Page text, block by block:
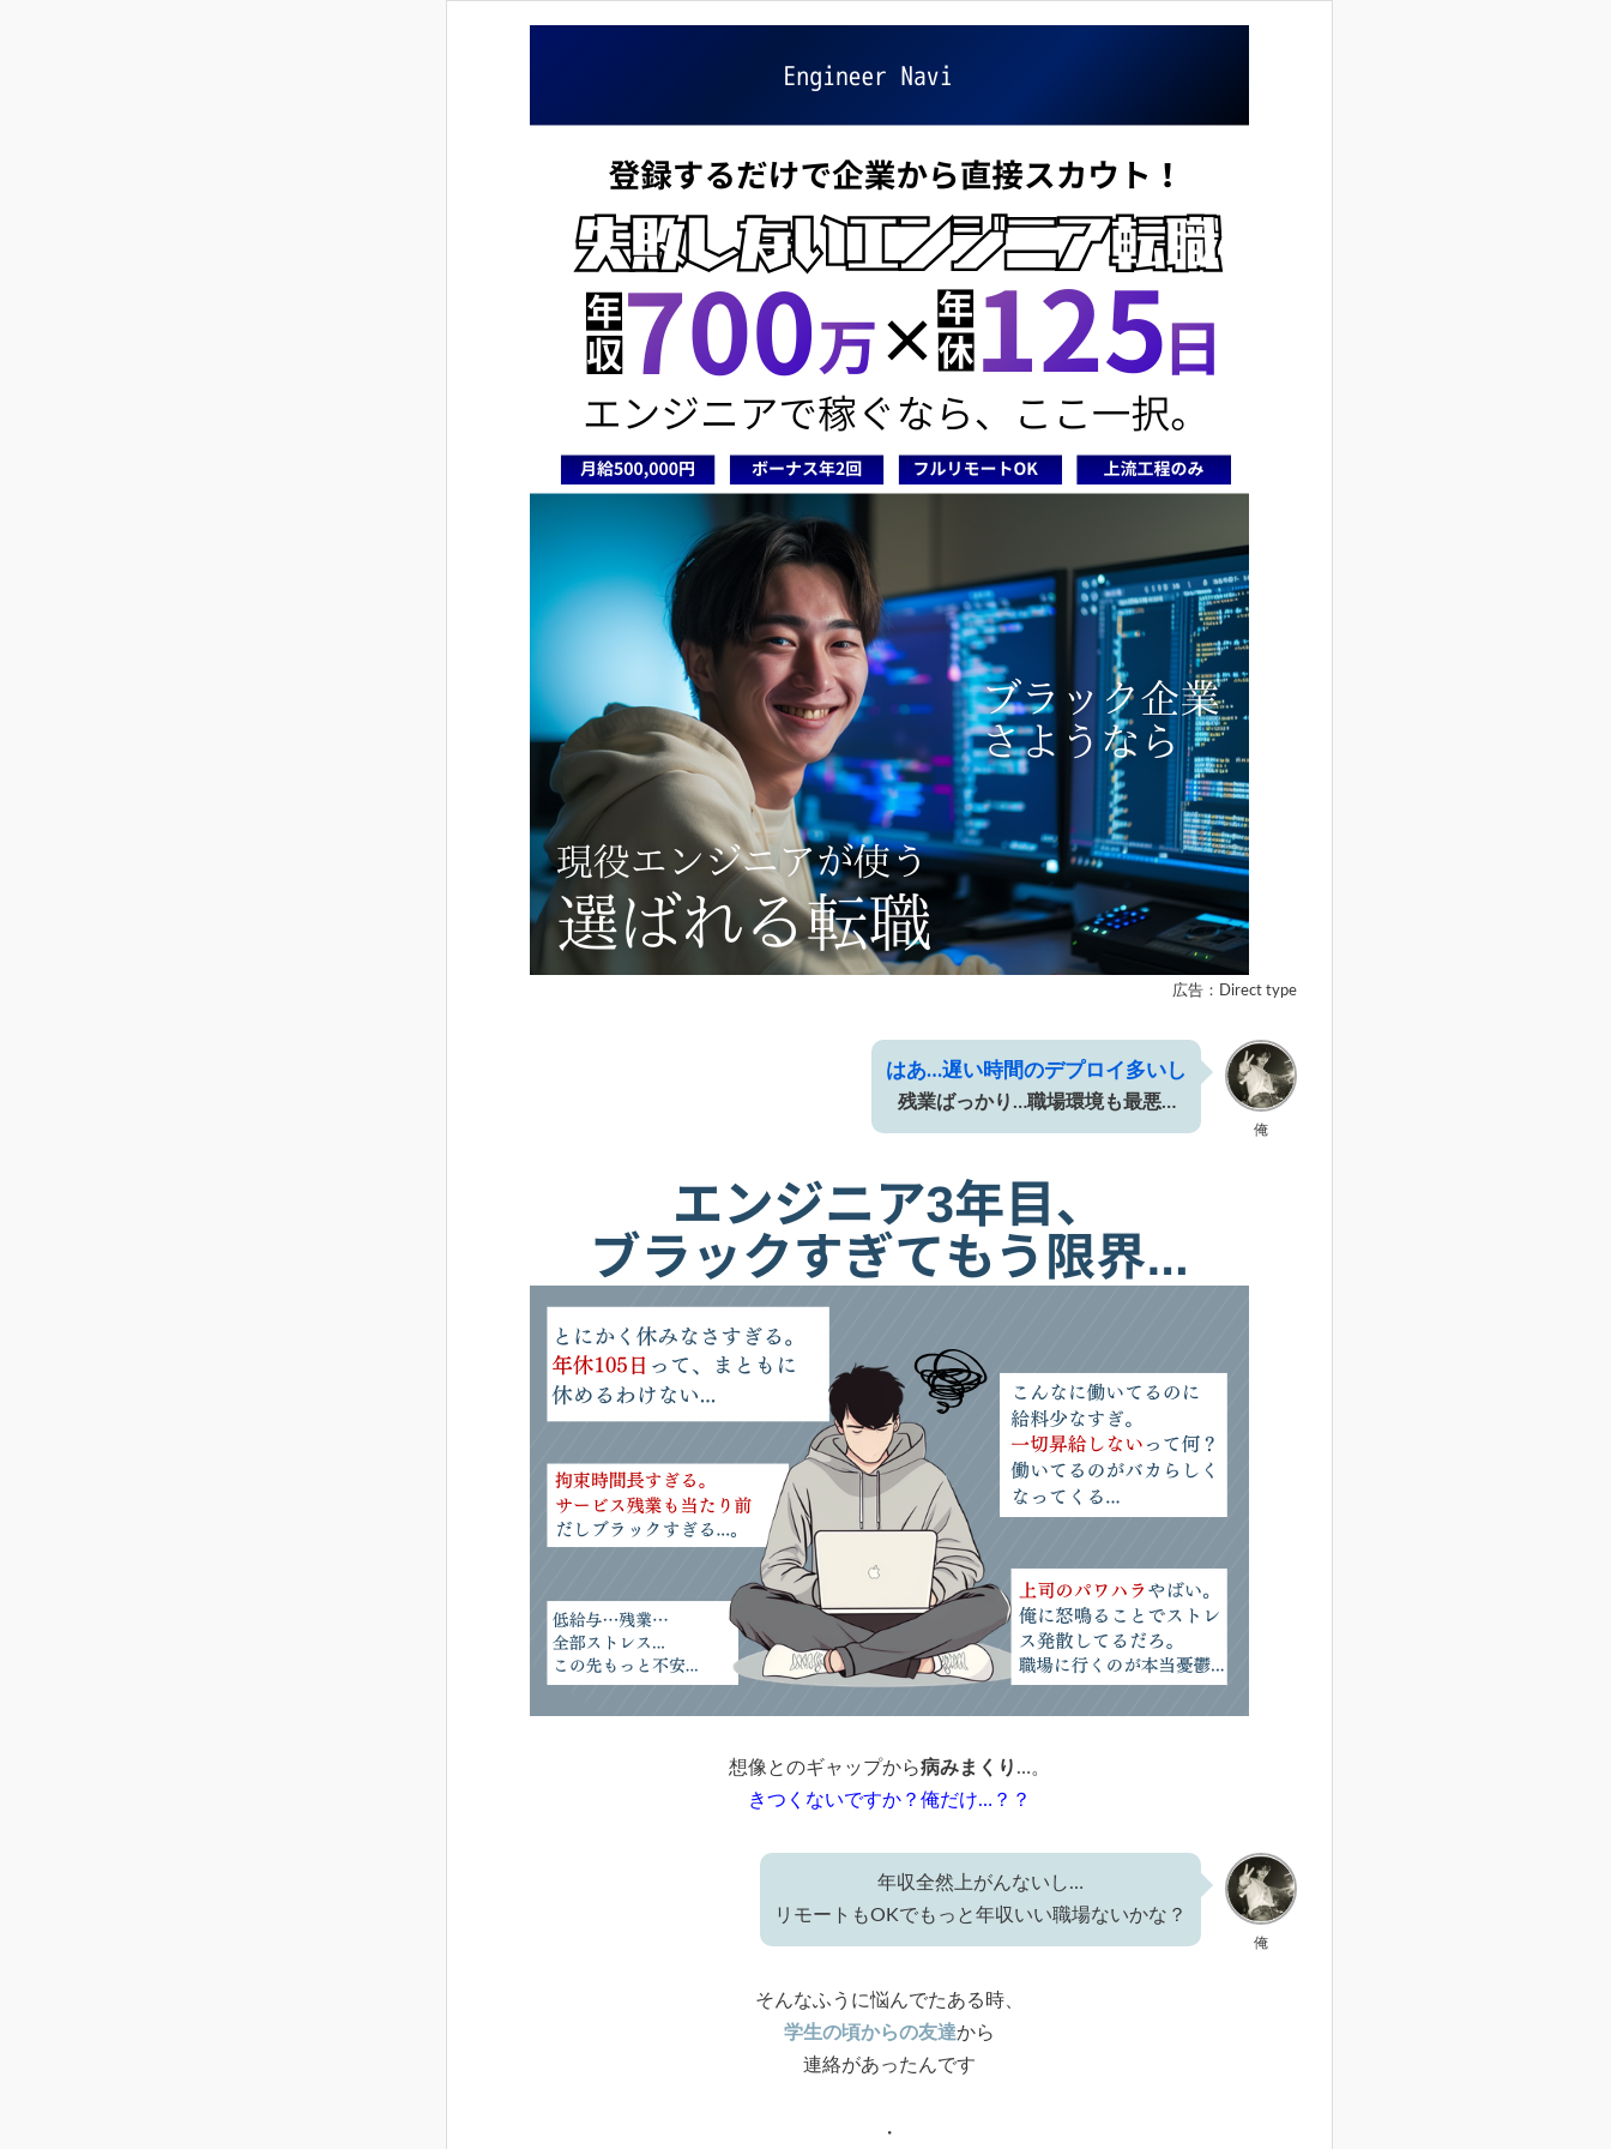
広告：Direct type
俺
はあ…遅い時間のデプロイ多いし
残業ばっかり…職場環境も最悪…
想像とのギャップから病みまくり …。
きつくないですか？俺だけ…？？
俺
年収全然上がんないし…
リモートもOKでもっと年収いい職場ないかな？
そんなふうに悩んでたある時、
学生の頃からの友達から
連絡があったんです
・